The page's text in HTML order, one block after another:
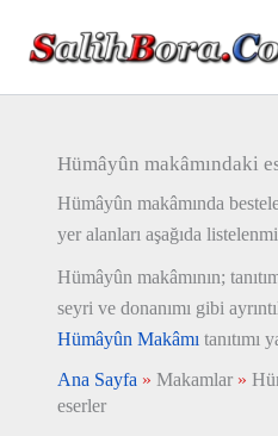
Hümâyûn makâmındaki
Hümâyûn makâmında
yer alanları aşağıda
Hümâyûn makâmının;
seyri ve donanımı gibi
Hümâyûn Makâmı tanıtımı
Ana Sayfa » Makamlar »
eserler